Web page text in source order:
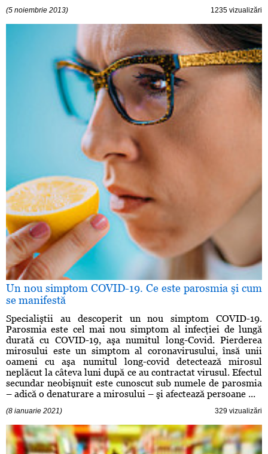
(5 noiembrie 2013) 1235 vizualizări
Un nou simptom COVID-19. Ce este parosmia şi cum
se manifestă
Specialiştii au descoperit un nou simptom COVID-19.
Parosmia este cel mai nou simptom al infecţiei de lungă
durată cu COVID-19, aşa numitul long-Covid. Pierderea
mirosului este un simptom al coronavirusului, însă unii
oameni cu aşa numitul long-covid detectează mirosul
neplăcut la câteva luni după ce au contractat virusul. Efectul
secundar neobişnuit este cunoscut sub numele de parosmia
– adică o denaturare a mirosului – şi afectează persoane ...
(8 ianuarie 2021) 329 vizualizări